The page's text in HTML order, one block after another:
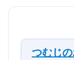
つむじ